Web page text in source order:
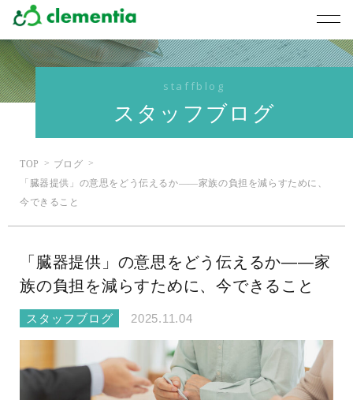
staffblog
スタッフブログ
TOP
ブログ
「臓器提供」の意思をどう伝えるか――家族の負担を減らすために、
今できること
「臓器提供」の意思をどう伝えるか――家
族の負担を減らすために、今できること
スタッフブログ 2025.11.04